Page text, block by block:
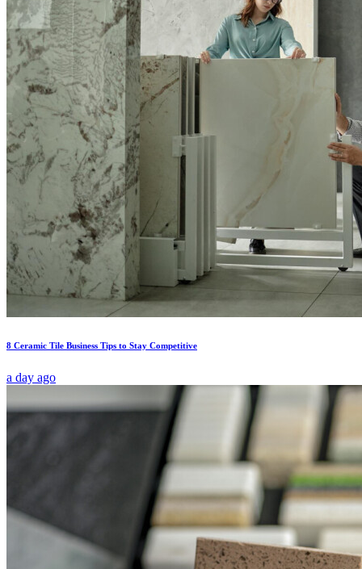
8 Ceramic Tile Business Tips to Stay Competitive
a day ago